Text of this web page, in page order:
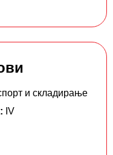
и складирање
IV